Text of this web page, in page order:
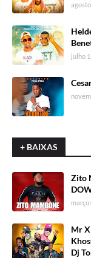
julho
+ BAIXAS
Zito
março
Mr
Dj